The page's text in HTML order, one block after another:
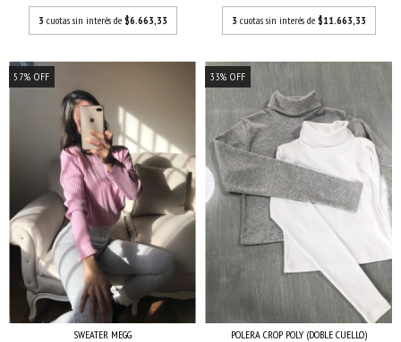
3 cuotas sin interés de $6.663,33 3 cuotas sin interés de $11.663,33
57% OFF
SWEATER MEGG
33% OFF
POLERA CROP POLY (DOBLE CUELLO)